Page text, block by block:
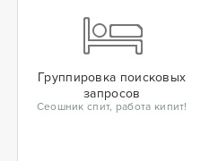
Группировка поисковых
запросов
Сеошник спит, работа кипит!